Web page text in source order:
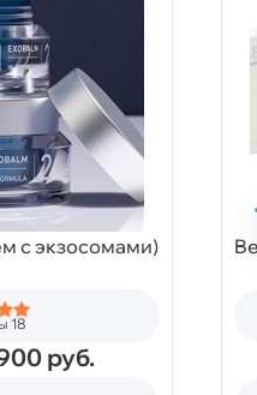
с экзосомами)
18
руб.